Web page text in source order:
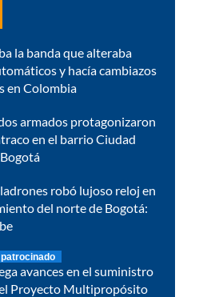
la banda que alteraba
y hacía cambiazos
en Colombia
armados protagonizaron
en el barrio Ciudad
robó lujoso reloj en
del norte de Bogotá:
avances en el suministro
Proyecto Multipropósito